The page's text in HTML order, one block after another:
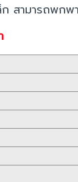
สามารถพกพ